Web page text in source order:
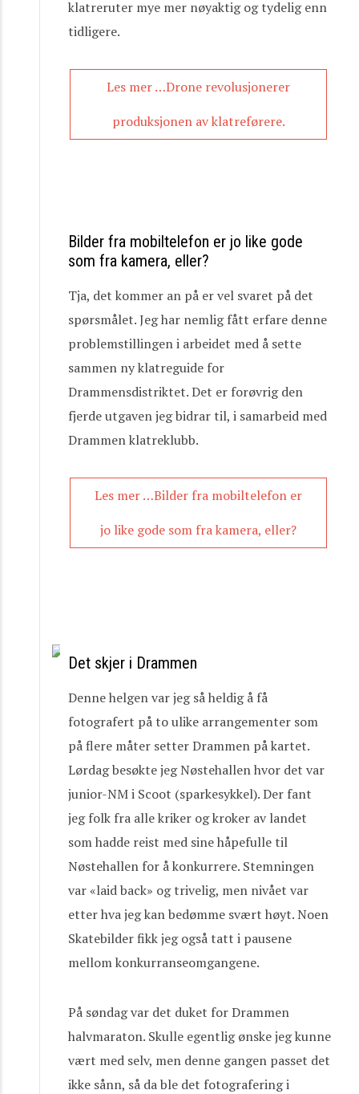
klatreruter mye mer nøyaktig og tydelig enn
tidligere.
Les mer …Drone revolusjonerer
produksjonen av klatreførere.
Bilder fra mobiltelefon er jo like gode
som fra kamera, eller?
Tja, det kommer an på er vel svaret på det
spørsmålet. Jeg har nemlig fått erfare denne
problemstillingen i arbeidet med å sette
sammen ny klatreguide for
Drammensdistriktet. Det er forøvrig den
fjerde utgaven jeg bidrar til, i samarbeid med
Drammen klatreklubb.
Les mer …Bilder fra mobiltelefon er
jo like gode som fra kamera, eller?
Det skjer i Drammen
Denne helgen var jeg så heldig å få
fotografert på to ulike arrangementer som
på flere måter setter Drammen på kartet.
Lørdag besøkte jeg Nøstehallen hvor det var
junior-NM i Scoot (sparkesykkel). Der fant
jeg folk fra alle kriker og kroker av landet
som hadde reist med sine håpefulle til
Nøstehallen for å konkurrere. Stemningen
var «laid back» og trivelig, men nivået var
etter hva jeg kan bedømme svært høyt. Noen
Skatebilder fikk jeg også tatt i pausene
mellom konkurranseomgangene.
På søndag var det duket for Drammen
halvmaraton. Skulle egentlig ønske jeg kunne
vært med selv, men denne gangen passet det
ikke sånn, så da ble det fotografering i